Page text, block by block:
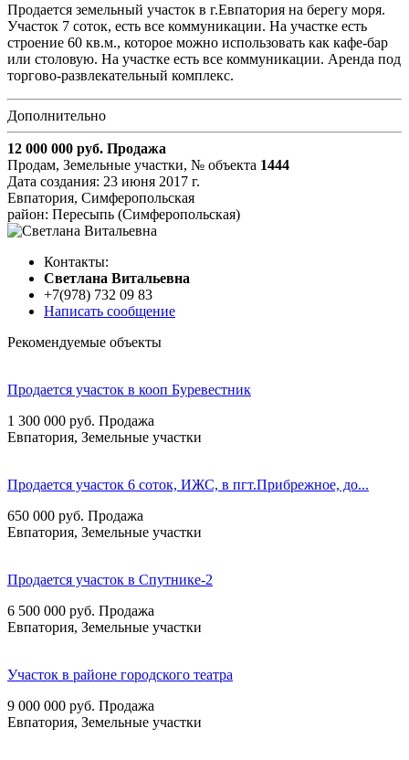
Продается земельный участок в г.Евпатория на берегу моря.
Участок 7 соток, есть все коммуникации. На участке есть
строение 60 кв.м., которое можно использовать как кафе-бар
или столовую. На участке есть все коммуникации. Аренда под
торгово-развлекательный комплекс.
Дополнительно
12 000 000 руб. Продажа
Продам, Земельные участки, № объекта 1444
Дата создания: 23 июня 2017 г.
Евпатория, Симферопольская
район: Пересыпь (Симферопольская)
Контакты:
Cветлана Витальевна
+7(978) 732 09 83
Написать сообщение
Рекомендуемые объекты
Продается участок в кооп Буревестник
1 300 000 руб. Продажа
Евпатория, Земельные участки
Продается участок 6 соток, ИЖС, в пгт.Прибрежное, до...
650 000 руб. Продажа
Евпатория, Земельные участки
Продается участок в Спутнике-2
6 500 000 руб. Продажа
Евпатория, Земельные участки
Участок в районе городского театра
9 000 000 руб. Продажа
Евпатория, Земельные участки